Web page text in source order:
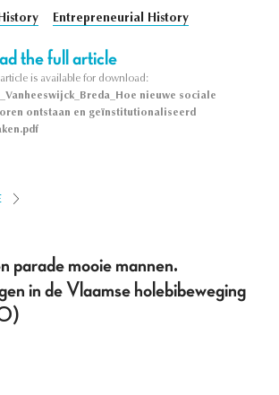
Entrepreneurial History
the full article
article is available for download:
nieuwe sociale
ontstaan en geïnstitutionaliseerd
parade mooie mannen.
in de Vlaamse holebibeweging